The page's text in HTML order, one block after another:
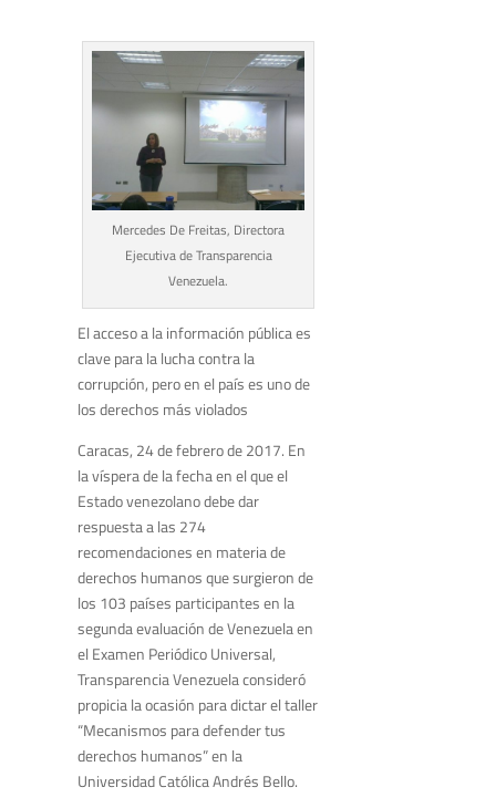
Mercedes De Freitas, Directora
Ejecutiva de Transparencia
Venezuela.
El acceso a la información pública es
clave para la lucha contra la
corrupción, pero en el país es uno de
los derechos más violados
Caracas, 24 de febrero de 2017. En
la víspera de la fecha en el que el
Estado venezolano debe dar
respuesta a las 274
recomendaciones en materia de
derechos humanos que surgieron de
los 103 países participantes en la
segunda evaluación de Venezuela en
el Examen Periódico Universal,
Transparencia Venezuela consideró
propicia la ocasión para dictar el taller
“Mecanismos para defender tus
derechos humanos” en la
Universidad Católica Andrés Bello.